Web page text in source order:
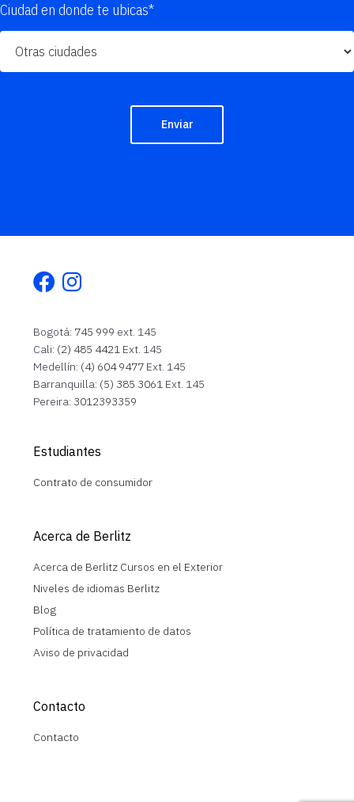
Ciudad en donde te ubicas*
Enviar
Facebook
Instagram
Bogotá: 745 999 ext. 145
Cali: (2) 485 4421 Ext. 145
Medellín: (4) 604 9477 Ext. 145
Barranquilla: (5) 385 3061 Ext. 145
Pereira: 3012393359
Estudiantes
Contrato de consumidor
Acerca de Berlitz
Acerca de Berlitz Cursos en el Exterior
Niveles de idiomas Berlitz
Blog
Política de tratamiento de datos
Aviso de privacidad
Contacto
Contacto